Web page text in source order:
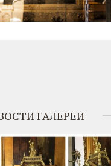
ГАЛЕРЕИ